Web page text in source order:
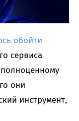
обойти
сервиса
полноценному
они
инструмент,